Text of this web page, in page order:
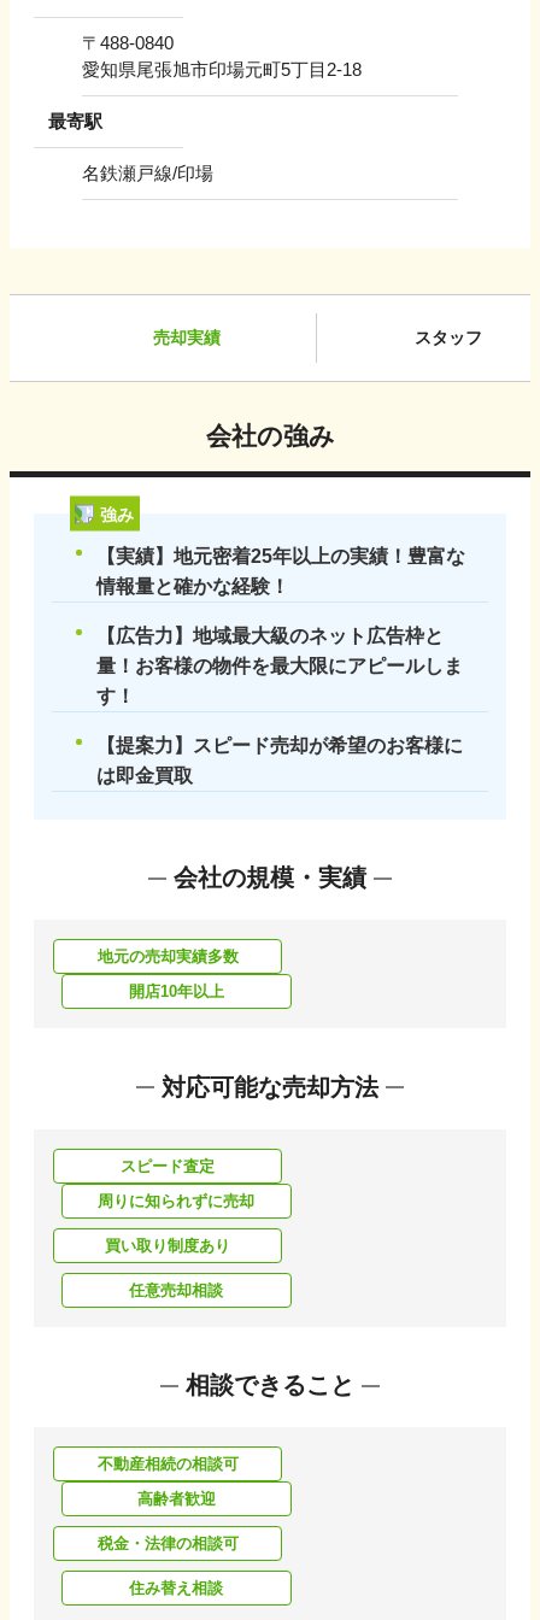
〒 488-0840
愛知県尾張旭市印場元町5丁目2-18
最寄駅
名鉄瀬戸線/印場
売却実績 スタッフ
会社の強み
強み
【実績】地元密着25年以上の実績！豊富な
情報量と確かな経験！
【広告力】地域最大級のネット広告枠と
量！お客様の物件を最大限にアピールしま
す！
【提案力】スピード売却が希望のお客様に
は即金買取
会社の規模・実績
地元の売却実績多数
開店10年以上
対応可能な売却方法
スピード査定
周りに知られずに売却
買い取り制度あり
任意売却相談
相談できること
不動産相続の相談可
高齢者歓迎
税金・法律の相談可
住み替え相談